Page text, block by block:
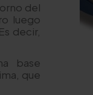
del
luego
decir,
base
que